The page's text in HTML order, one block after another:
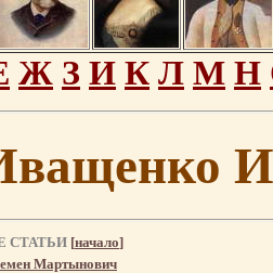
Ж З И К Л М Н
СТАТЬИ [начало]
Мартынович